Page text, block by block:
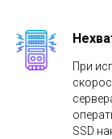
При
SSD